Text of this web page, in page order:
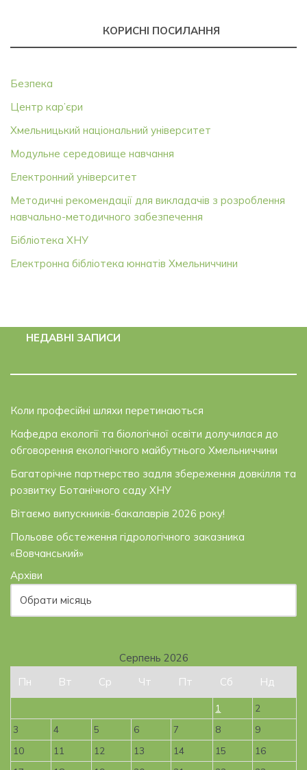
КОРИСНІ ПОСИЛАННЯ
Безпека
Центр кар’єри
Хмельницький національний університет
Модульне середовище навчання
Електронний університет
Методичні рекомендації для викладачів з розроблення
навчально-методичного забезпечення
Бібліотека ХНУ
Електронна бібліотека юннатів Хмельниччини
НЕДАВНІ ЗАПИСИ
Коли професійні шляхи перетинаються
Кафедра екології та біологічної освіти долучилася до
обговорення екологічного майбутнього Хмельниччини
Багаторічне партнерство задля збереження довкілля та
розвитку Ботанічного саду ХНУ
Вітаємо випускників-бакалаврів 2026 року!
Польове обстеження гідрологічного заказника
«Вовчанський»
Архіви
Серпень 2026
Пн
Вт Ср Чт Пт Сб Нд
1
2
3
4 5 6 7 8
9
10
11 12 13 14 15
16